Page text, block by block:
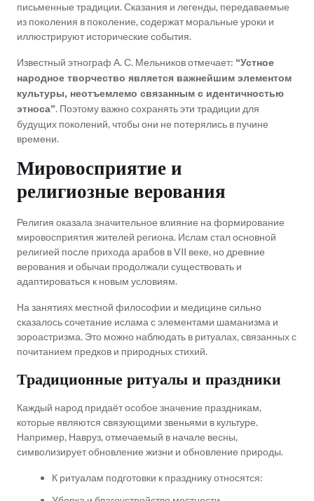
письменные традиции. Сказания и легенды, передаваемые
из поколения в поколение, содержат моральные уроки и
иллюстрируют исторические события.
Известный этнограф А. С. Мельников отмечает: “Устное
народное творчество является важнейшим элементом
культуры, неотъемлемо связанным с идентичностью
этноса”. Поэтому важно сохранять эти традиции для
будущих поколений, чтобы они не потерялись в пучине
времени.
Мировосприятие и
религиозные верования
Религия оказала значительное влияние на формирование
мировосприятия жителей региона. Ислам стал основной
религией после прихода арабов в VII веке, но древние
верования и обычаи продолжали существовать и
адаптироваться к новым условиям.
На занятиях местной философии и медицине сильно
сказалось сочетание ислама с элементами шаманизма и
зороастризма. Это можно наблюдать в ритуалах, связанных с
почитанием предков и природных стихий.
Традиционные ритуалы и праздники
Каждый народ придаёт особое значение праздникам,
которые являются связующими звеньями в культуре.
Например, Навруз, отмечаемый в начале весны,
символизирует обновление жизни и обновление природы.
К ритуалам подготовки к празднику относятся: